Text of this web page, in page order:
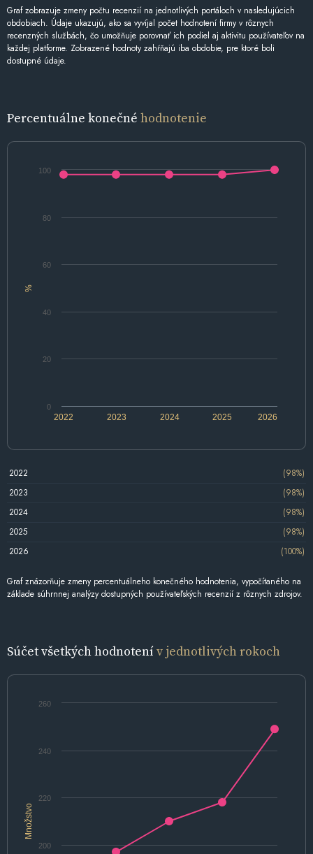
Graf zobrazuje zmeny počtu recenzií na jednotlivých portáloch v nasledujúcich
obdobiach. Údaje ukazujú, ako sa vyvíjal počet hodnotení firmy v rôznych
recenzných službách, čo umožňuje porovnať ich podiel aj aktivitu používateľov na
každej platforme. Zobrazené hodnoty zahŕňajú iba obdobie, pre ktoré boli
dostupné údaje.
Percentuálne konečné hodnotenie
%
2022 2024 2026
2023 2025
0
20
40
60
80
100
2022
(98%)
2023
(98%)
2024
(98%)
2025
(98%)
2026
(100%)
Graf znázorňuje zmeny percentuálneho konečného hodnotenia, vypočítaného na
základe súhrnnej analýzy dostupných používateľských recenzií z rôznych zdrojov.
Súčet všetkých hodnotenív jednotlivých rokoch
Množstvo
200
220
240
260